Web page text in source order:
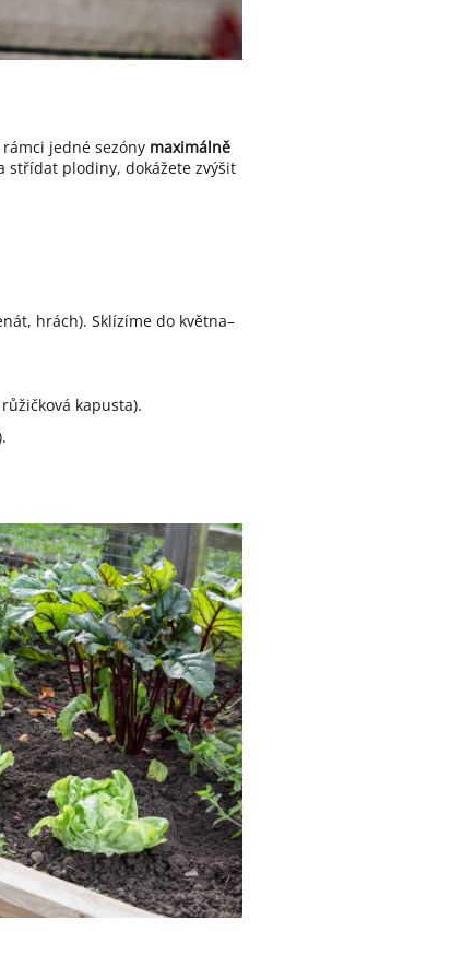
jedné sezóny maximálně
střídat plodiny, dokážete zvýšit
hrách). Sklízíme do května–
kapusta).